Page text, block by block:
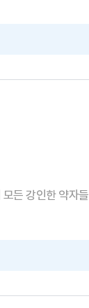
든 강인한 약자